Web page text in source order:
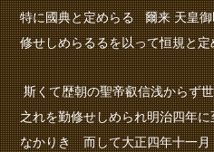
特に國典と定めらる 爾来 天皇
修せしめらるるを以って恒規と
斯くて歴朝の聖帝叡信浅からず
之れを勤修せしめられ明治四年
なかりき 而して大正四年十一